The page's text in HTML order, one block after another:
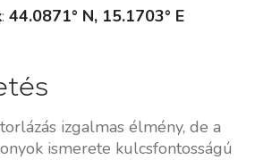
: 44.0871° N, 15.1703° E
izgalmas élmény, de a
ismerete kulcsfontosságú